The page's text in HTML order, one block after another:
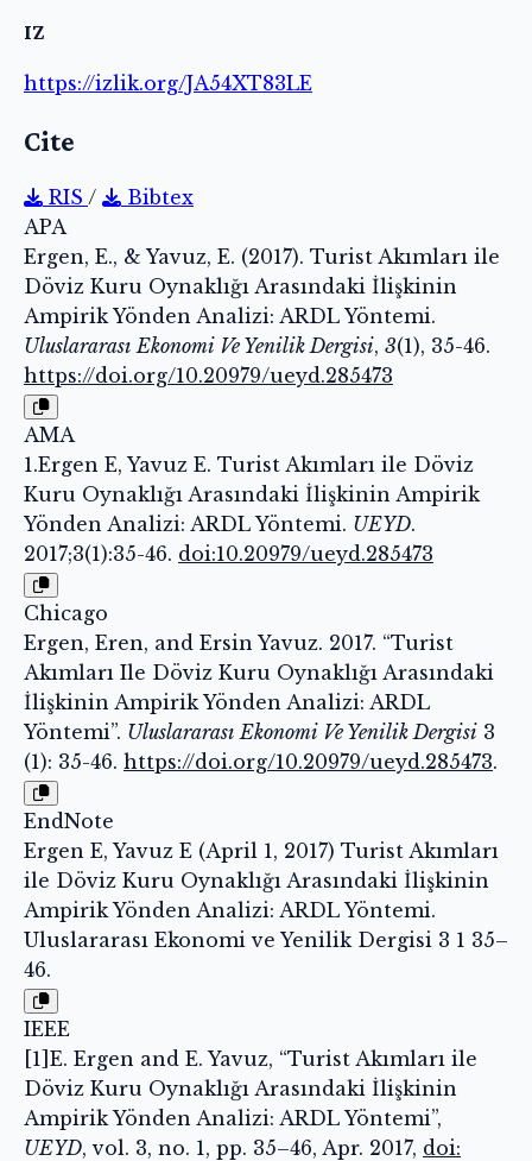
IZ
https://izlik.org/JA54XT83LE
Cite
RIS /
Bibtex
APA
Ergen, E., & Yavuz, E. (2017). Turist Akımları ile
Döviz Kuru Oynaklığı Arasındaki İlişkinin
Ampirik Yönden Analizi: ARDL Yöntemi.
Uluslararası Ekonomi Ve Yenilik Dergisi, 3(1), 35-46.
https://doi.org/10.20979/ueyd.285473
AMA
1.Ergen E, Yavuz E. Turist Akımları ile Döviz
Kuru Oynaklığı Arasındaki İlişkinin Ampirik
Yönden Analizi: ARDL Yöntemi. UEYD.
2017;3(1):35-46. doi:10.20979/ueyd.285473
Chicago
Ergen, Eren, and Ersin Yavuz. 2017. “Turist
Akımları Ile Döviz Kuru Oynaklığı Arasındaki
İlişkinin Ampirik Yönden Analizi: ARDL
Yöntemi”. Uluslararası Ekonomi Ve Yenilik Dergisi 3
(1): 35-46. https://doi.org/10.20979/ueyd.285473.
EndNote
Ergen E, Yavuz E (April 1, 2017) Turist Akımları
ile Döviz Kuru Oynaklığı Arasındaki İlişkinin
Ampirik Yönden Analizi: ARDL Yöntemi.
Uluslararası Ekonomi ve Yenilik Dergisi 3 1 35–
46.
IEEE
[1]E. Ergen and E. Yavuz, “Turist Akımları ile
Döviz Kuru Oynaklığı Arasındaki İlişkinin
Ampirik Yönden Analizi: ARDL Yöntemi”,
UEYD, vol. 3, no. 1, pp. 35–46, Apr. 2017, doi: